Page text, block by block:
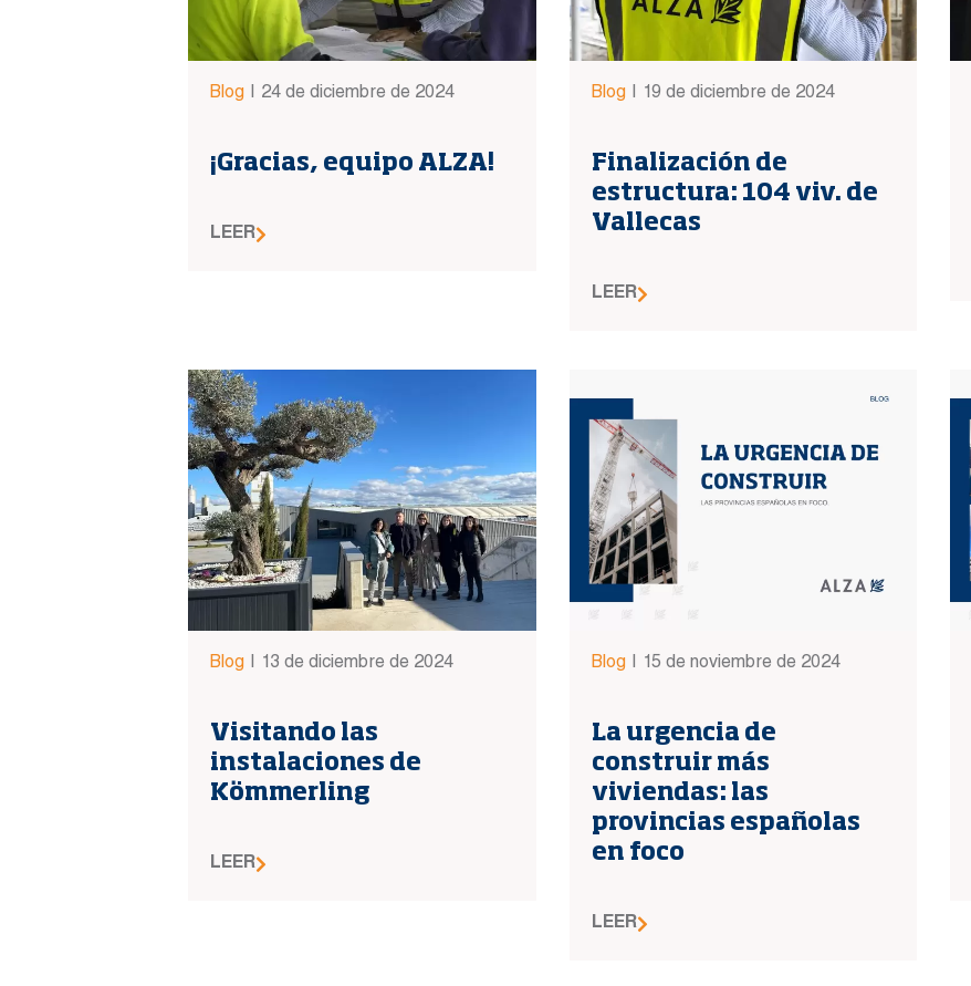
Blog | 24 de diciembre de 2024
¡Gracias, equipo ALZA!
LEER
Blog | 19 de diciembre de 2024
Finalización de
estructura: 104 viv. de
Vallecas
LEER
Blog | 13 de diciembre de 2024
Visitando las
instalaciones de
Kömmerling
LEER
Blog | 15 de noviembre de 2024
La urgencia de
construir más
viviendas: las
provincias españolas
en foco
LEER